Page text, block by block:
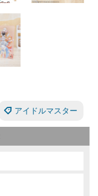
アイドルマスター